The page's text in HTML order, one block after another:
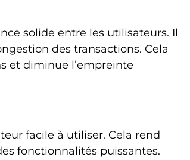
solide entre les utilisateurs. Il
des transactions. Cela
et diminue l’empreinte
facile à utiliser. Cela rend
fonctionnalités puissantes.